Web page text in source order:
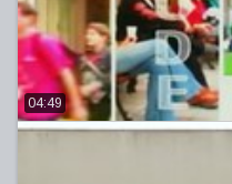
04:49